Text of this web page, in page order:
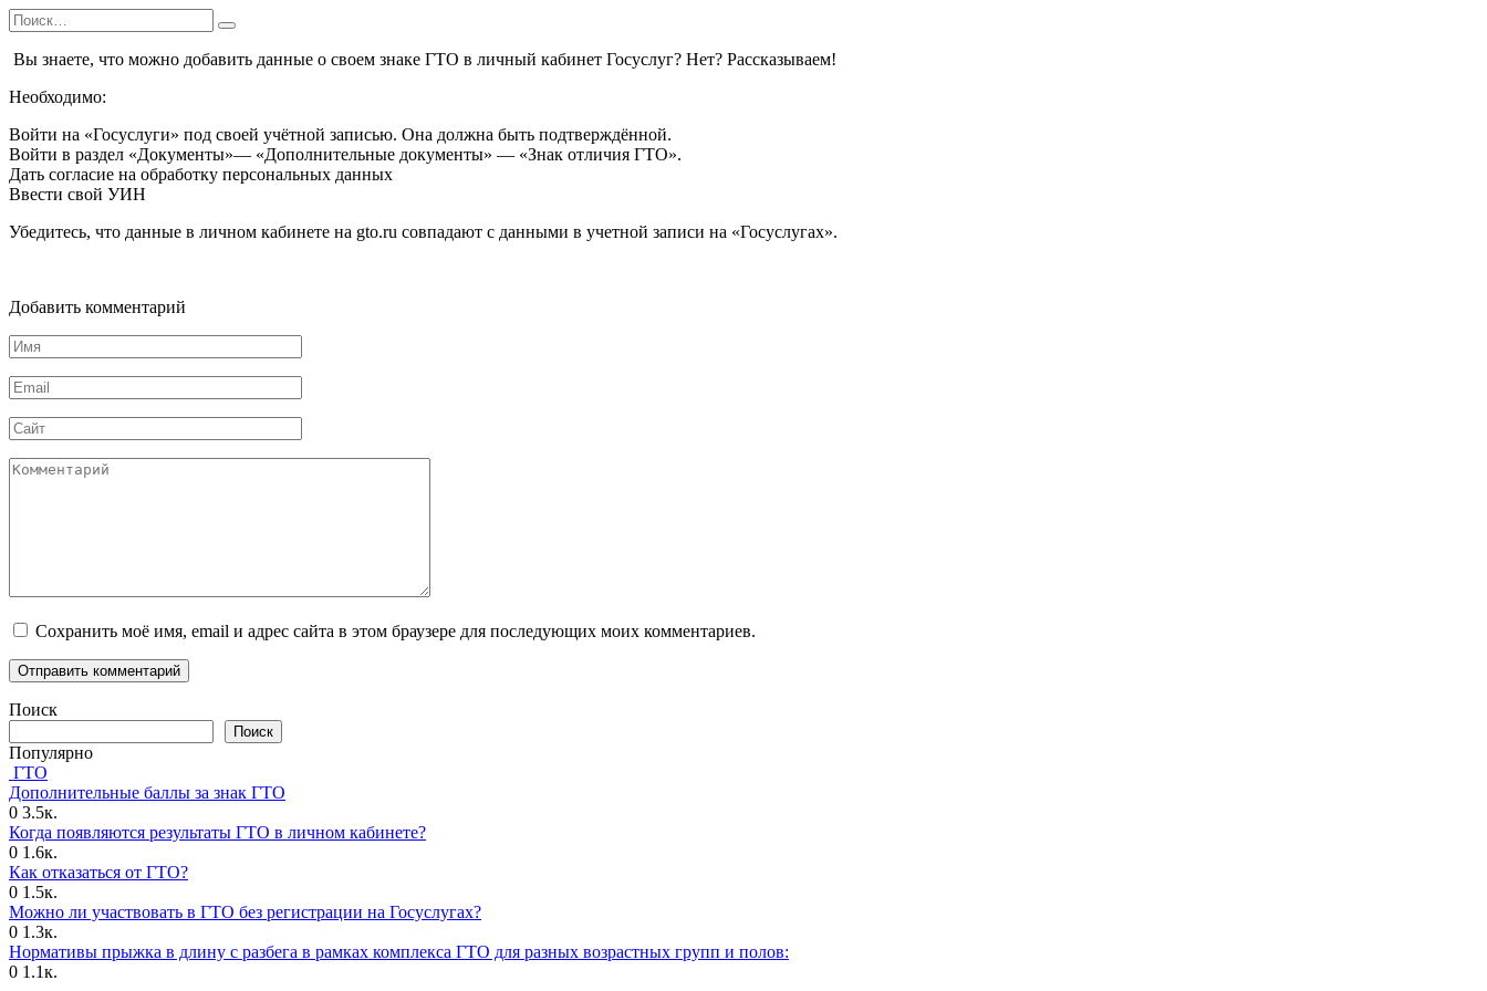
Перейти
к
содержанию
Search
for:
Вы знаете, что можно добавить данные о своем знаке ГТО в личный кабинет Госуслуг? Нет? Рассказываем!
Необходимо:
Войти на «Госуслуги» под своей учётной записью. Она должна быть подтверждённой.
Войти в раздел «Документы»— «Дополнительные документы» — «Знак отличия ГТО».
Дать согласие на обработку персональных данных
Ввести свой УИН
Убедитесь, что данные в личном кабинете на gto.ru совпадают с данными в учетной записи на «Госуслугах».
Добавить комментарий
Имя
*
Email
*
Сайт
Комментарий
Сохранить моё имя, email и адрес сайта в этом браузере для последующих моих комментариев.
Поиск
Поиск
Популярно
ГТО
Дополнительные баллы за знак ГТО
0 3.5к.
Когда появляются результаты ГТО в личном кабинете?
0 1.6к.
Как отказаться от ГТО?
0 1.5к.
Можно ли участвовать в ГТО без регистрации на Госуслугах?
0 1.3к.
Нормативы прыжка в длину с разбега в рамках комплекса ГТО для разных возрастных групп и полов:
0 1.1к.